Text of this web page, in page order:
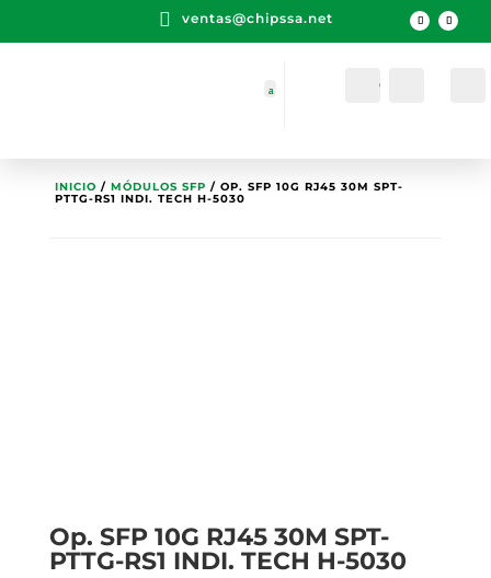
 ventas@chipssa.net
Cuenta
INICIO / MÓDULOS SFP / OP. SFP 10G RJ45 30M SPT-
PTTG-RS1 INDI. TECH H-5030
Op. SFP 10G RJ45 30M SPT-
PTTG-RS1 INDI. TECH H-5030